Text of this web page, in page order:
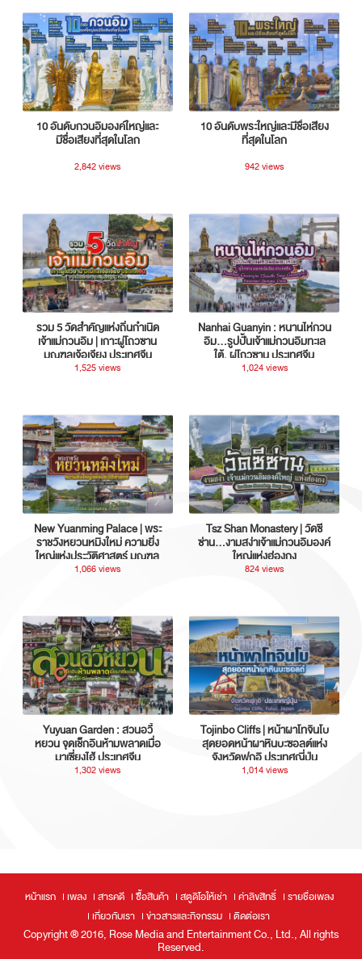
10 อันดับกวนอิมองค์ใหญ่และ
มีชื่อเสียงที่สุดในโลก
2,842 views
10 อันดับพระใหญ่และมีชื่อเสียง
ที่สุดในโลก
942 views
รวม 5 วัดสำคัญแห่งถิ่นกำเนิด
เจ้าแม่กวนอิม | เกาะผู่โถวซาน
มณฑลเจ้อเจียง ประเทศจีน
1,525 views
Nanhai Guanyin : หนานไห่กวน
อิม...รูปปั้นเจ้าแม่กวนอิมทะเล
ใต้, ผู่โถวซาน ประเทศจีน
1,024 views
New Yuanming Palace | พระ
ราชวังหยวนหมิงใหม่ ความยิ่ง
ใหญ่แห่งประวัติศาสตร์ มณฑล
กวางตุ้ง ประเทศจีน
1,066 views
Tsz Shan Monastery | วัดซี
ซ่าน…งามสง่าเจ้าแม่กวนอิมองค์
ใหญ่แห่งฮ่องกง
824 views
Yuyuan Garden : สวนอวี้
หยวน จุดเช็กอินห้ามพลาดเมื่อ
มาเซี่ยงไฮ้ ประเทศจีน
1,302 views
Tojinbo Cliffs | หน้าผาโทจินโบ
สุดยอดหน้าผาหินบะซอลต์แห่ง
จังหวัดฟุกุอิ ประเทศญี่ปุ่น
1,014 views
หน้าแรก เพลง สารคดี ซื้อสินค้า สตูดิโอให้เช่า ค่าลิขสิทธิ์
รายชื่อเพลง
เกี่ยวกับเรา
ข่าวสารและกิจกรรม ติดต่อเรา
Copyright ® 2016, Rose Media and Entertainment Co., Ltd., All rights
Reserved.